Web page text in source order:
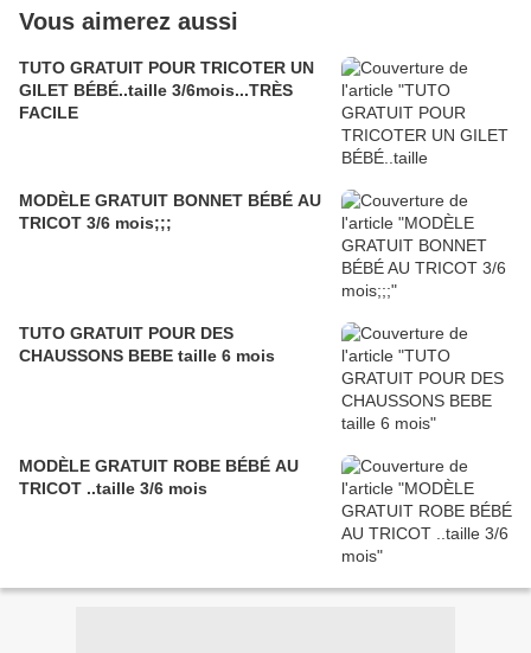
Vous aimerez aussi
TUTO GRATUIT POUR TRICOTER UN
GILET BÉBÉ..taille 3/6mois...TRÈS
FACILE
MODÈLE GRATUIT BONNET BÉBÉ AU
TRICOT 3/6 mois;;;
TUTO GRATUIT POUR DES
CHAUSSONS BEBE taille 6 mois
MODÈLE GRATUIT ROBE BÉBÉ AU
TRICOT ..taille 3/6 mois